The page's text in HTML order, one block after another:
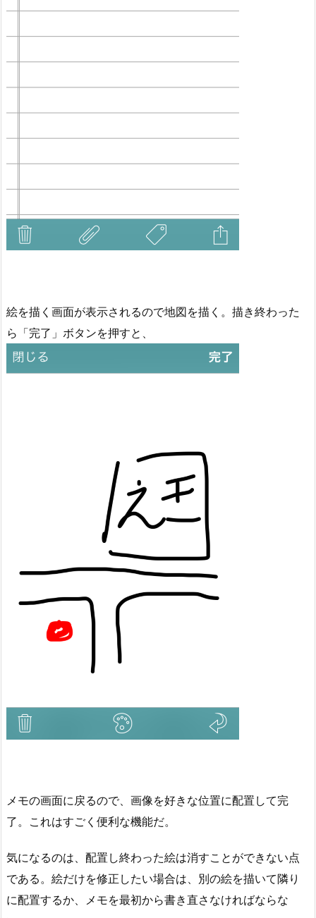
絵を描く画面が表示されるので地図を描く。描き終わった
ら「完了」ボタンを押すと、
メモの画面に戻るので、画像を好きな位置に配置して完
了。これはすごく便利な機能だ。
気になるのは、配置し終わった絵は消すことができない点
である。絵だけを修正したい場合は、別の絵を描いて隣り
に配置するか、メモを最初から書き直さなければならな